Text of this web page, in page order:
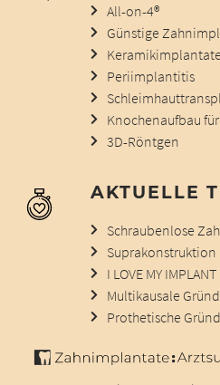
All-on-4®
Günstige
Keramikimplantate
Periimplantitis
Knochenaufbau
3D-Röntgen
AKTUELLE
Schraubenlose
Suprakonstruktion
I LOVE MY IMPLANT
Multikausale
Prothetische